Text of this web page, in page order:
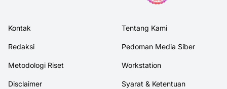
Kontak Tentang Kami
Redaksi Pedoman Media Siber
Metodologi Riset Workstation
Disclaimer Syarat & Ketentuan